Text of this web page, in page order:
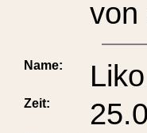
von
Name: Liko
Zeit: